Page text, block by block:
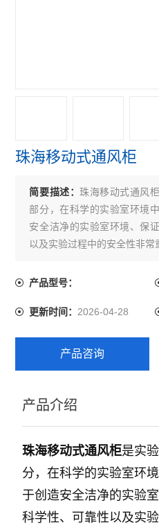
珠海移动式通风柜
简要描述：珠海移动式通风
部分，在科学的实验室环境
安全洁净的实验室环境、保
以及实验过程中的安全性非常
产品型号：
更新时间：2026-04-28
产品咨询
产品介绍
珠海移动式通风柜是实
分，在科学的实验室环
于创造安全洁净的实验
科学性、可靠性以及实